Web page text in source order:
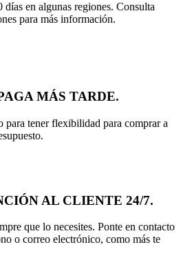
en algunas regiones. Consulta
para más información.
MÁS TARDE.
para tener flexibilidad para comprar a
AL CLIENTE 24/7.
que lo necesites. Ponte en contacto
o correo electrónico, como más te